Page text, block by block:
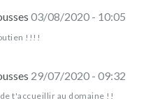
03/08/2020 - 10:05
!!!!
29/07/2020 - 09:32
t'accueillir au domaine !!